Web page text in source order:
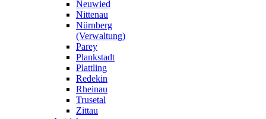
Neuwied
Nittenau
Nürnberg
(Verwaltung)
Parey
Plankstadt
Plattling
Redekin
Rheinau
Trusetal
Zittau